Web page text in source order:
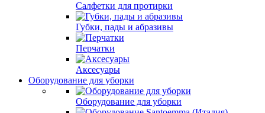
Салфетки для протирки
Губки, пады и абразивы
Перчатки
Аксесуары
Оборудование для уборки
Оборудование для уборки